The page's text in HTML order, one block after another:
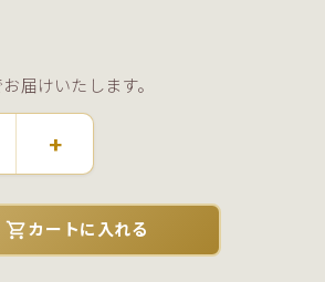
届けいたします。
+
shopping_cartカートに入れる